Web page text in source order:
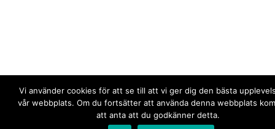
Vi använder cookies för att se till att vi ger dig den bästa
vår webbplats. Om du fortsätter att använda denna webbplats
att anta att du godkänner detta.